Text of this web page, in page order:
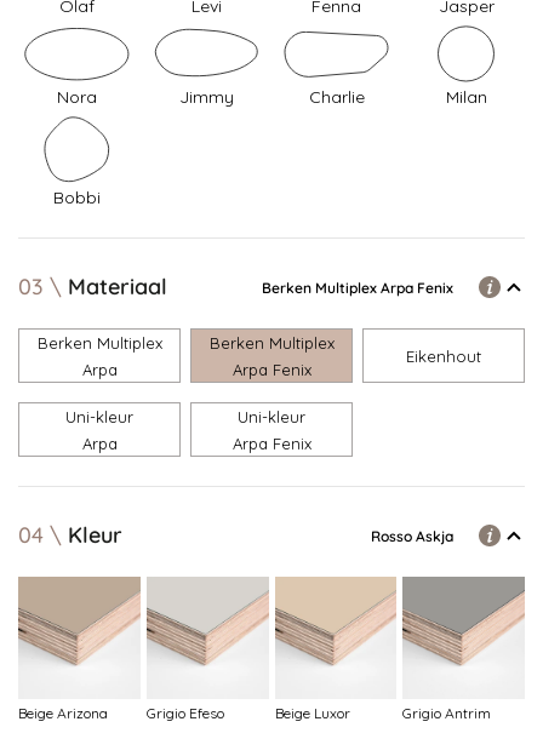
Olaf Levi Fenna Jasper
Nora Jimmy Charlie Milan
Bobbi
03 Materiaal Berken Multiplex Arpa Fenix
Berken Multiplex
Arpa
Berken Multiplex
Arpa Fenix
Eikenhout
Uni-kleur
Arpa
Uni-kleur
Arpa Fenix
04 Kleur Rosso Askja
Beige Arizona Grigio Efeso Beige Luxor Grigio Antrim